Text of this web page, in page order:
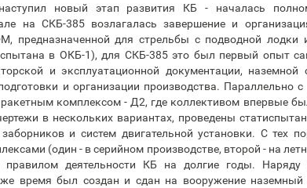
новый этап развития КБ - началась
на СКБ-385 возлагалась завершение и
предназначенной для стрельбы с подводной лодки
в ОКБ-1), для СКБ-385 это был первый опыт
и эксплуатационной документации, наземной
и организации производства. Параллельно
комплексом - Д2, где коллективом впервые
в нескольких вариантах, проведены
и систем двигательной установки. С тех
(один - в серийном производстве, второй - на
правилом деятельности КБ на долгие годы. Наряду
время был создан и сдан на вооружение наземный